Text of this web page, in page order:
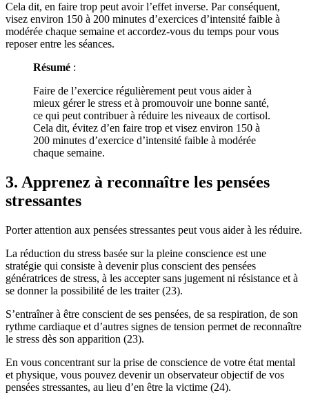
Cela dit, en faire trop peut avoir l’effet inverse. Par conséquent,
visez environ 150 à 200 minutes d’exercices d’intensité faible à
modérée chaque semaine et accordez-vous du temps pour vous
reposer entre les séances.
Résumé :
Faire de l’exercice régulièrement peut vous aider à
mieux gérer le stress et à promouvoir une bonne santé,
ce qui peut contribuer à réduire les niveaux de cortisol.
Cela dit, évitez d’en faire trop et visez environ 150 à
200 minutes d’exercice d’intensité faible à modérée
chaque semaine.
3. Apprenez à reconnaître les pensées
stressantes
Porter attention aux pensées stressantes peut vous aider à les réduire.
La réduction du stress basée sur la pleine conscience est une
stratégie qui consiste à devenir plus conscient des pensées
génératrices de stress, à les accepter sans jugement ni résistance et à
se donner la possibilité de les traiter (23).
S’entraîner à être conscient de ses pensées, de sa respiration, de son
rythme cardiaque et d’autres signes de tension permet de reconnaître
le stress dès son apparition (23).
En vous concentrant sur la prise de conscience de votre état mental
et physique, vous pouvez devenir un observateur objectif de vos
pensées stressantes, au lieu d’en être la victime (24).